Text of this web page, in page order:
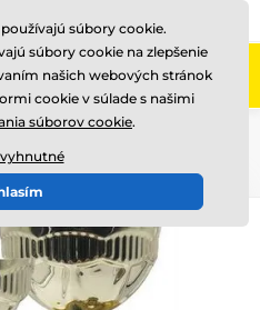
+421220255160
súbory cookie.
súbory cookie na zlepšenie
našich webových stránok
cookie v súlade s našimi
súborov cookie.